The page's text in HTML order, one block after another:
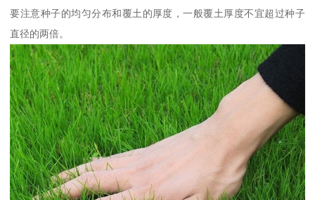
要注意种子的均匀分布和覆土的厚度，一般覆土厚度不宜超过种子
直径的两倍。